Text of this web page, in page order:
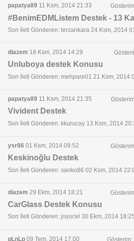
papatya89 11 Ksm, 2014 21:33
#BenimEDMListem Destek - 13
Son İleti Gönderen: lerzankara 24 Ksm, 2014
diazem 18 Ksm, 2014 14:29
Unluboya destek Konusu
Son İleti Gönderen: mehpare01 21 Ksm, 2014
papatya89 11 Ksm, 2014 21:35
Vivident Destek
Son İleti Gönderen: kkurucay 13 Ksm, 2014
ysr86 01 Ksm, 2014 09:52
Keskinoğlu Destek
Son İleti Gönderen: sanko86 02 Ksm, 2014
diazem 29 Ekm, 2014 18:21
CarGlass Destek Konusu
Son İleti Gönderen: joyucel 30 Ekm, 2014 18:25
pLnLp 09 Tem, 2014 17:00 Gösterim: